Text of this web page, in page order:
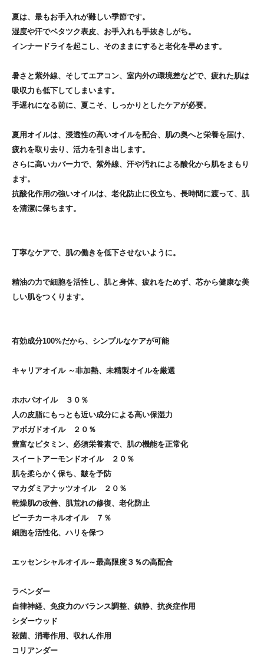
夏は、最もお手入れが難しい季節です。
湿度や汗でベタツク表皮、お手入れも手抜きしがち。
インナードライを起こし、そのままにすると老化を早めます。
暑さと紫外線、そしてエアコン、室内外の環境差などで、疲れた肌は
吸収力も低下してしまいます。
手遅れになる前に、夏こそ、しっかりとしたケアが必要。
夏用オイルは、浸透性の高いオイルを配合、肌の奥へと栄養を届け、
疲れを取り去り、活力を引き出します。
さらに高いカバー力で、紫外線、汗や汚れによる酸化から肌をまもり
ます。
抗酸化作用の強いオイルは、老化防止に役立ち、長時間に渡って、肌
を清潔に保ちます。
丁寧なケアで、肌の働きを低下させないように。
精油の力で細胞を活性し、肌と身体、疲れをためず、芯から健康な美
しい肌をつくります。
有効成分100%だから、シンプルなケアが可能
キャリアオイル～非加熱、未精製オイルを厳選
ホホバオイル３０％
人の皮脂にもっとも近い成分による高い保湿力
アボガドオイル２０％
豊富なビタミン、必須栄養素で、肌の機能を正常化
スイートアーモンドオイル
２０％
肌を柔らかく保ち、皺を予防
マカダミアナッツオイル２０％
乾燥肌の改善、肌荒れの修復、老化防止
ピーチカーネルオイル７％
細胞を活性化、ハリを保つ
エッセンシャルオイル～最高限度３％の高配合
ラベンダー
自律神経、免疫力のバランス調整、鎮静、抗炎症作用
シダーウッド
殺菌、消毒作用、収れん作用
コリアンダー